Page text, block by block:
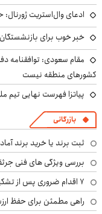
ادعای وال‌استریت
خبر خوب برای
مقام سعودی: توافقنامه
کشورهای منطقه نیست
پیاتزا فهرست نهایی تیم
بازرگانی
ثبت برند یا خرید برند
بررسی ویژگی های فنی
۷ اقدام ضروری پس از تشکیل پرونده مواد مخدر؛ راهنمای خانواده‌ها
راهی مطمئن برای حفظ